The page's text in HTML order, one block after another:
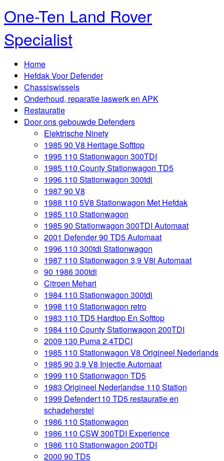
One-Ten Land Rover
Specialist
Home
Hefdak Voor Defender
Chassiswissels
Onderhoud, reparatie laswerk en APK
Restauratie
Door ons gebouwde Defenders
Elektrische Ninety
1985 90 V8 Heritage Softtop
1995 110 Stationwagon 300TDI
1985 110 County Stationwagon TD5
1996 110 Stationwagon 300tdi
1987 90 V8
1988 110 5V8 Stationwagon Met Hefdak
1985 110 Stationwagon
1985 90 Stationwagon 300TDI Automaat
2001 Defender 90 TD5 Automaat
1996 110 300tdi Stationwagon
1987 110 Stationwagon 3,9 V8i Automaat
90 1986 300tdi
Citroen Mehari
1984 110 Stationwagon 300tdi
1998 110 Stationwagon retro
1983 110 TD5 Hardtop En Softtop
1984 110 County Stationwagon 200TDI
2009 130 Puma 2.4TDCI
1985 110 Stationwagon V8 Origineel Nederlands
1985 90 3,9 V8 Injectie Automaat
1999 110 Stationwagon TD5
1983 Origineel Nederlandse 110 Station
1999 Defender110 TD5 restauratie en
schadeherstel
1986 110 Stationwagon
1986 110 CSW 300TDI Experience
1986 110 Stationwagon 200TDI
2000 90 TD5